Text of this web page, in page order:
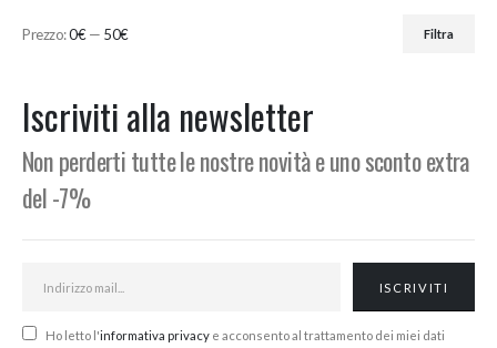
Filtra
Prezzo:0€— 50€
Iscriviti alla newsletter
Non perderti tutte le nostre novità e uno sconto extra
del -7%
Ho letto l'informativa privacy e acconsento al trattamento dei miei dati